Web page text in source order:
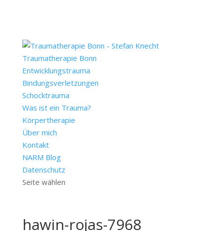
Traumatherapie Bonn
Entwicklungstrauma
Bindungsverletzungen
Schocktrauma
Was ist ein Trauma?
Körpertherapie
Über mich
Kontakt
NARM Blog
Datenschutz
Seite wählen
hawin-rojas-7968